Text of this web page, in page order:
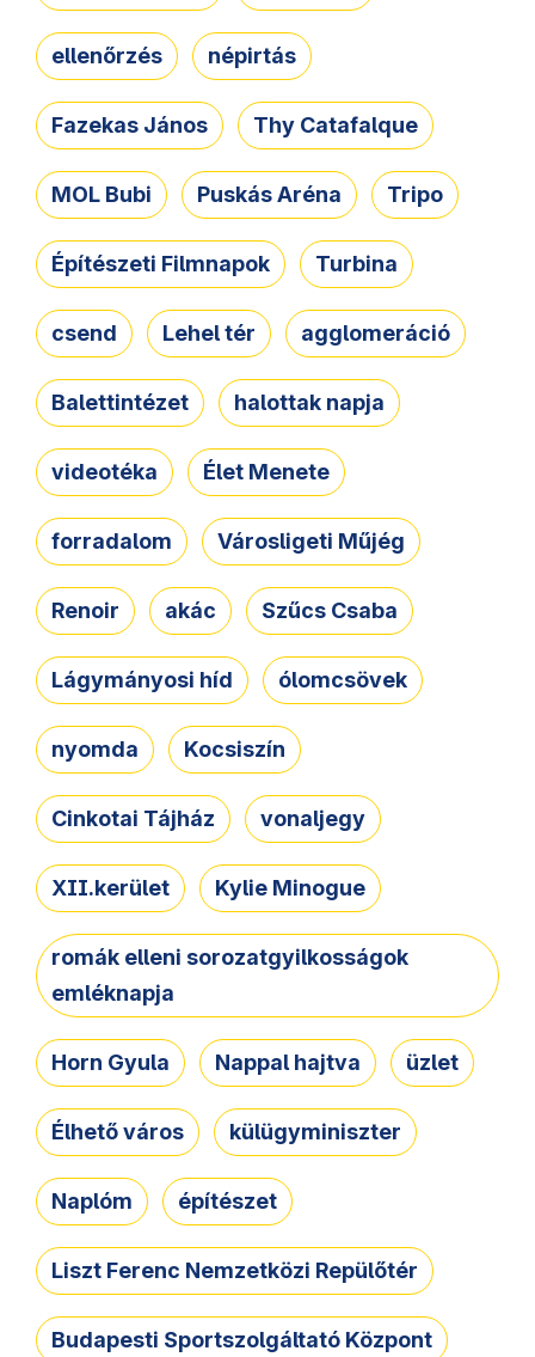
ellenőrzés népirtás
Fazekas János Thy Catafalque
MOL Bubi Puskás Aréna Tripo
Építészeti Filmnapok Turbina
csend Lehel tér agglomeráció
Balettintézet halottak napja
videotéka Élet Menete
forradalom Városligeti Műjég
Renoir akác Szűcs Csaba
Lágymányosi híd ólomcsövek
nyomda Kocsiszín
Cinkotai Tájház vonaljegy
XII.kerület Kylie Minogue
romák elleni sorozatgyilkosságok
emléknapja
Horn Gyula Nappal hajtva üzlet
Élhető város külügyminiszter
Naplóm építészet
Liszt Ferenc Nemzetközi Repülőtér
Budapesti Sportszolgáltató Központ